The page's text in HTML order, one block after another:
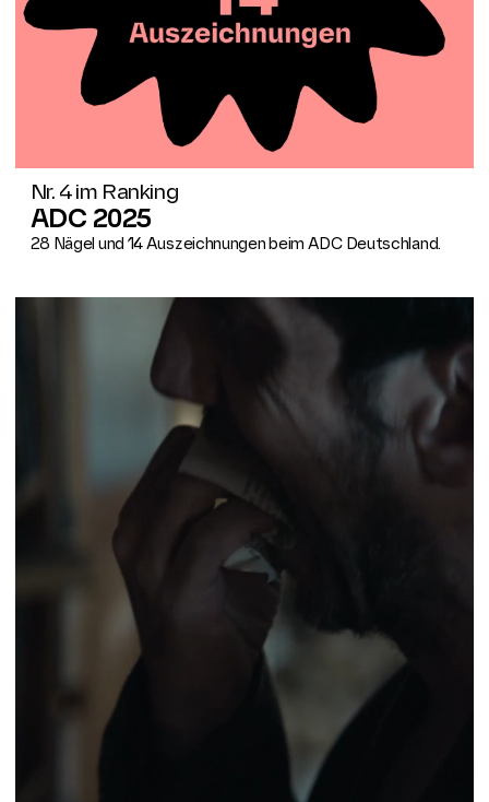
Nr. 4 im Ranking
ADC 2025
28 Nägel und 14 Auszeichnungen beim ADC Deutschland.